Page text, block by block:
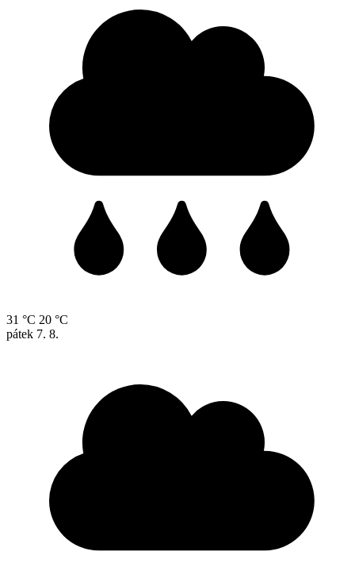
31 °C 20 °C
pátek 7. 8.